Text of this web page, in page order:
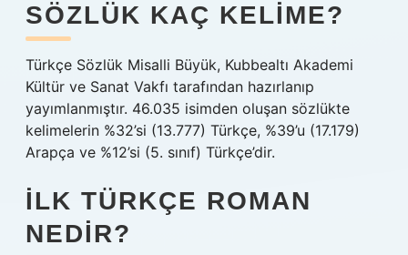
SÖZLÜK KAÇ KELIME?
Türkçe Sözlük Misalli Büyük, Kubbealtı Akademi
Kültür ve Sanat Vakfı tarafından hazırlanıp
yayımlanmıştır. 46.035 isimden oluşan sözlükte
kelimelerin %32’si (13.777) Türkçe, %39’u (17.179)
Arapça ve %12’si (5. sınıf) Türkçe’dir.
İLK TÜRKÇE ROMAN
NEDIR?